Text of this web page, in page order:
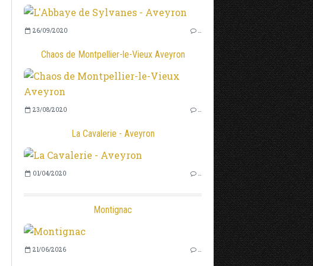
26/09/2020 …
Chaos de Montpellier-le-Vieux Aveyron
23/08/2020 …
La Cavalerie - Aveyron
01/04/2020 …
Montignac
21/06/2026 …